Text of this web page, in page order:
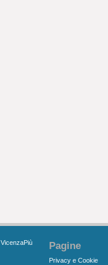
VicenzaPiù Pagine
Privacy e Cookie